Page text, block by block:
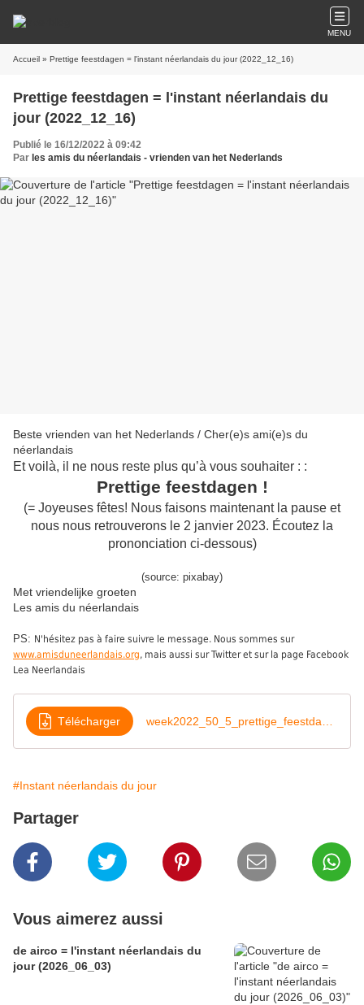
MENU
Accueil » Prettige feestdagen = l'instant néerlandais du jour (2022_12_16)
Prettige feestdagen = l'instant néerlandais du
jour (2022_12_16)
Publié le 16/12/2022 à 09:42
Par les amis du néerlandais - vrienden van het Nederlands
Beste vrienden van het Nederlands / Cher(e)s ami(e)s du
néerlandais
Et voilà, il ne nous reste plus qu’à vous souhaiter : :
Prettige feestdagen !
(= Joyeuses fêtes! Nous faisons maintenant la pause et
nous nous retrouverons le 2 janvier 2023. Écoutez la
prononciation ci-dessous)
(source: pixabay)
Met vriendelijke groeten
Les amis du néerlandais
PS: N'hésitez pas à faire suivre le message. Nous sommes sur
www.amisduneerlandais.org, mais aussi sur Twitter et sur la page Facebook
Lea Neerlandais
Télécharger
#Instant néerlandais du jour
Partager
Vous aimerez aussi
de airco = l'instant néerlandais du
jour (2026_06_03)